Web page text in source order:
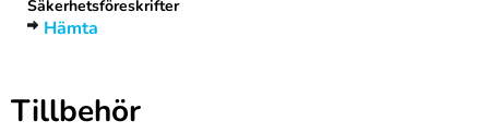
Säkerhetsföreskrifter
Hämta
Tillbehör